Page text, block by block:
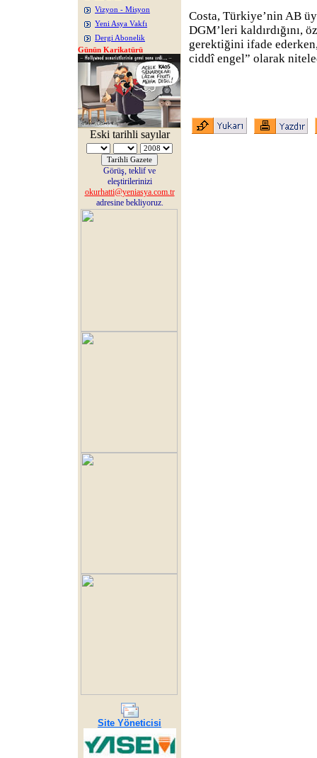
Vizyon - Misyon
Yeni Asya Vakfı
Dergi Abonelik
Günün Karikatürü
Eski tarihli sayılar
Görüş, teklif ve
eleştirilerinizi
okurhatti@yeniasya.com.tr
adresine bekliyoruz.
Site Yöneticisi
Costa, Türkiye’nin AB
DGM’leri kaldırdığını,
gerektiğini ifade
ciddî engel” olarak